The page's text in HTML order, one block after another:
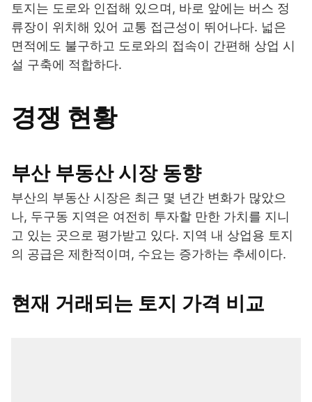
토지는 도로와 인접해 있으며, 바로 앞에는 버스 정
류장이 위치해 있어 교통 접근성이 뛰어나다. 넓은
면적에도 불구하고 도로와의 접속이 간편해 상업 시
설 구축에 적합하다.
경쟁 현황
부산 부동산 시장 동향
부산의 부동산 시장은 최근 몇 년간 변화가 많았으
나, 두구동 지역은 여전히 투자할 만한 가치를 지니
고 있는 곳으로 평가받고 있다. 지역 내 상업용 토지
의 공급은 제한적이며, 수요는 증가하는 추세이다.
현재 거래되는 토지 가격 비교